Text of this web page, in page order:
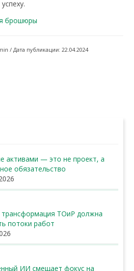
брошюры
/ Дата публикации: 22.04.2024
активами — это не проект, а
обязательство
ТОиР должна
потоки работ
ИИ смещает фокус на